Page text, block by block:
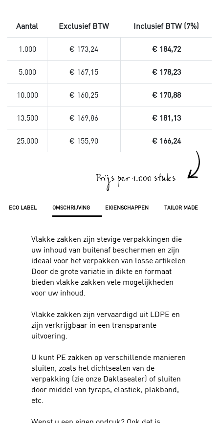
ECO LABEL OMSCHRIJVING EIGENSCHAPPEN TAILOR MADE
Vlakke zakken zijn stevige verpakkingen die
uw inhoud van buitenaf beschermen en zijn
ideaal voor het verpakken van losse artikelen.
Door de grote variatie in dikte en formaat
bieden vlakke zakken vele mogelijkheden
voor uw inhoud.
Vlakke zakken zijn vervaardigd uit LDPE en
zijn verkrijgbaar in een transparante
uitvoering.
U kunt PE zakken op verschillende manieren
sluiten, zoals het dichtsealen van de
verpakking (zie onze Daklasealer) of sluiten
door middel van tyraps, elastiek, plakband,
etc.
Aantal Exclusief BTW Inclusief BTW (7%)
1.000 € 173,24 € 184,72
5.000 € 167,15 € 178,23
10.000 € 160,25 € 170,88
13.500 € 169,86 € 181,13
25.000 € 155,90 € 166,24
Prijs per 1.000 stuks